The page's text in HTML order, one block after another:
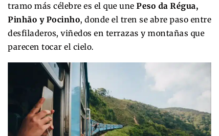
tramo más célebre es el que une Peso da Régua,
Pinhão y Pocinho, donde el tren se abre paso entre
desfiladeros, viñedos en terrazas y montañas que
parecen tocar el cielo.